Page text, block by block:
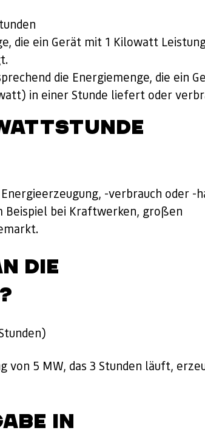
die ein Gerät mit 1 Kilowatt
die Energiemenge, die ein
in einer Stunde liefert oder
-verbrauch oder -
bei Kraftwerken, großen
DIE
von 5 MW, das 3 Stunden läuft,
IN